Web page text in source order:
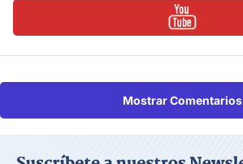
Mostrar Comentarios